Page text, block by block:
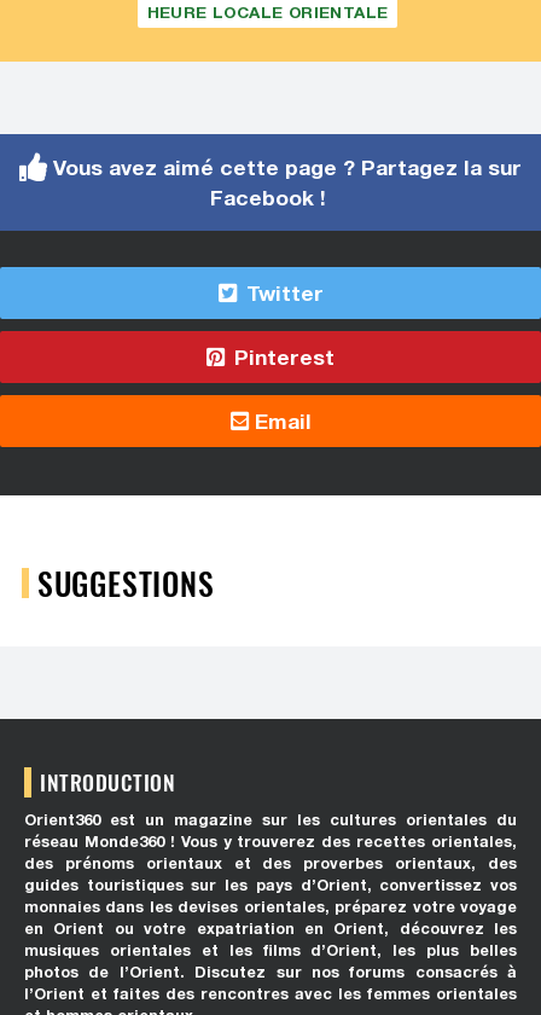
HEURE LOCALE ORIENTALE
Vous avez aimé cette page ? Partagez la sur
Facebook !
Twitter
Pinterest
Email
SUGGESTIONS
INTRODUCTION
Orient360 est un magazine sur les cultures orientales du
réseau Monde360 ! Vous y trouverez des recettes orientales,
des prénoms orientaux et des proverbes orientaux, des
guides touristiques sur les pays d’Orient, convertissez vos
monnaies dans les devises orientales, préparez votre voyage
en Orient ou votre expatriation en Orient, découvrez les
musiques orientales et les films d’Orient, les plus belles
photos de l’Orient. Discutez sur nos forums consacrés à
l’Orient et faites des rencontres avec les femmes orientales